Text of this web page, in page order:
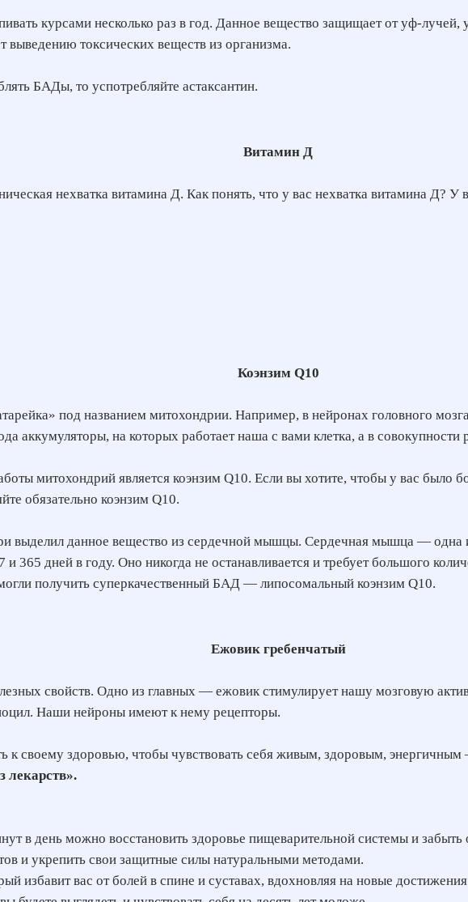
курсами несколько раз в год. Данное вещество защищает от уф-лучей,
выведению токсических веществ из организма.
БАДы, то успотребляйте астаксантин.
Витамин Д
нехватка витамина Д. Как понять, что у вас нехватка витамина Д?
Коэнзим Q10
под названием митохондрии. Например, в нейронах головного
аккумуляторы, на которых работает наша с вами клетка, а в совокупности
митохондрий является коэнзим Q10. Если вы хотите, чтобы у вас было
обязательно коэнзим Q10.
выделил данное вещество из сердечной мышцы. Сердечная мышца — одна
и 365 дней в году. Оно никогда не останавливается и требует большого
получить суперкачественный БАД — липосомальный коэнзим Q10.
Ежовик гребенчатый
свойств. Одно из главных — ежовик стимулирует нашу мозговую
Наши нейроны имеют к нему рецепторы.
к своему здоровью, чтобы чувствовать себя живым, здоровым,
лекарств».
в день можно восстановить здоровье пищеварительной системы и
и укрепить свои защитные силы натуральными методами.
избавит вас от болей в спине и суставах, вдохновляя на новые